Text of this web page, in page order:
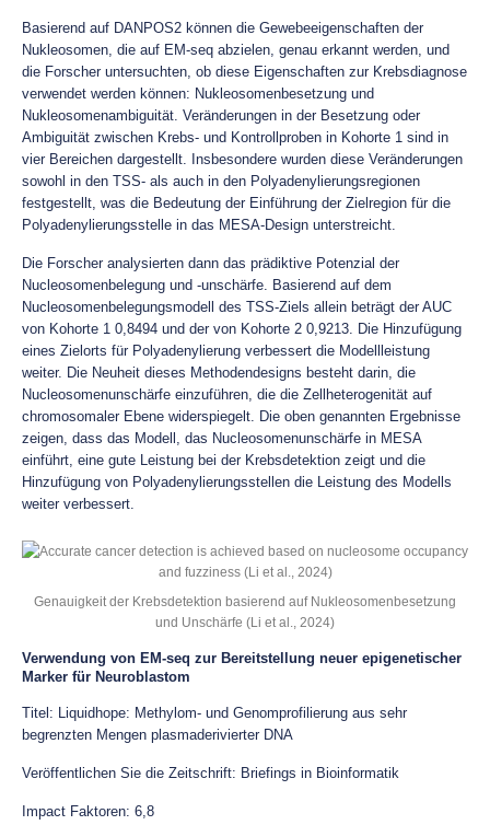
Basierend auf DANPOS2 können die Gewebeeigenschaften der
Nukleosomen, die auf EM-seq abzielen, genau erkannt werden, und
die Forscher untersuchten, ob diese Eigenschaften zur Krebsdiagnose
verwendet werden können: Nukleosomenbesetzung und
Nukleosomenambiguität. Veränderungen in der Besetzung oder
Ambiguität zwischen Krebs- und Kontrollproben in Kohorte 1 sind in
vier Bereichen dargestellt. Insbesondere wurden diese Veränderungen
sowohl in den TSS- als auch in den Polyadenylierungsregionen
festgestellt, was die Bedeutung der Einführung der Zielregion für die
Polyadenylierungsstelle in das MESA-Design unterstreicht.
Die Forscher analysierten dann das prädiktive Potenzial der
Nucleosomenbelegung und -unschärfe. Basierend auf dem
Nucleosomenbelegungsmodell des TSS-Ziels allein beträgt der AUC
von Kohorte 1 0,8494 und der von Kohorte 2 0,9213. Die Hinzufügung
eines Zielorts für Polyadenylierung verbessert die Modellleistung
weiter. Die Neuheit dieses Methodendesigns besteht darin, die
Nucleosomenunschärfe einzuführen, die die Zellheterogenität auf
chromosomaler Ebene widerspiegelt. Die oben genannten Ergebnisse
zeigen, dass das Modell, das Nucleosomenunschärfe in MESA
einführt, eine gute Leistung bei der Krebsdetektion zeigt und die
Hinzufügung von Polyadenylierungsstellen die Leistung des Modells
weiter verbessert.
Genauigkeit der Krebsdetektion basierend auf Nukleosomenbesetzung
und Unschärfe (Li et al., 2024)
Verwendung von EM-seq zur Bereitstellung neuer epigenetischer
Marker für Neuroblastom
Titel: Liquidhope: Methylom- und Genomprofilierung aus sehr
begrenzten Mengen plasmaderivierter DNA
Veröffentlichen Sie die Zeitschrift: Briefings in Bioinformatik
Impact Faktoren: 6,8